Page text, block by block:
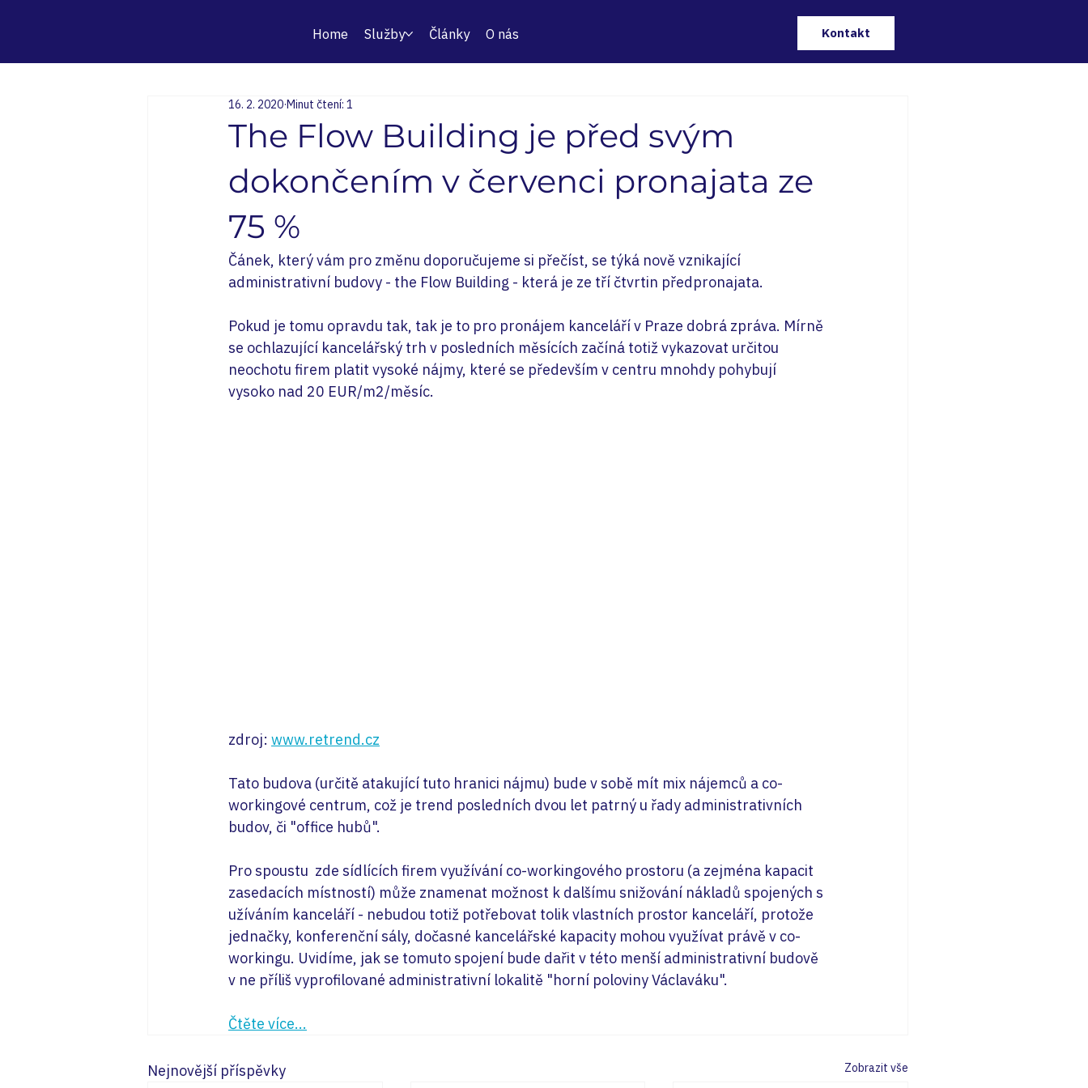
Home Služby Články O nás Kontakt
The Flow Building je před svým
dokončením v červenci pronajata ze
75 %
16. 2. 2020 Minut čtení: 1
Čánek, který vám pro změnu doporučujeme si přečíst, se týká nově vznikající
administrativní budovy - the Flow Building - která je ze tří čtvrtin předpronajata.
Pokud je tomu opravdu tak, tak je to pro pronájem kanceláří v Praze dobrá zpráva. Mírně
se ochlazující kancelářský trh v posledních měsících začíná totiž vykazovat určitou
neochotu firem platit vysoké nájmy, které se především v centru mnohdy pohybují
vysoko nad 20 EUR/m2/měsíc.
zdroj: www.retrend.cz
Tato budova (určitě atakující tuto hranici nájmu) bude v sobě mít mix nájemců a co-
workingové centrum, což je trend posledních dvou let patrný u řady administrativních
budov, či "office hubů".
Pro spoustu  zde sídlících firem využívání co-workingového prostoru (a zejména kapacit
zasedacích místností) může znamenat možnost k dalšímu snižování nákladů spojených s
užíváním kanceláří - nebudou totiž potřebovat tolik vlastních prostor kanceláří, protože
jednačky, konferenční sály, dočasné kancelářské kapacity mohou využívat právě v co-
workingu. Uvidíme, jak se tomuto spojení bude dařit v této menší administrativní budově
v ne příliš vyprofilované administrativní lokalitě "horní poloviny Václaváku".
Čtěte více...
Nejnovější příspěvky Zobrazit vše